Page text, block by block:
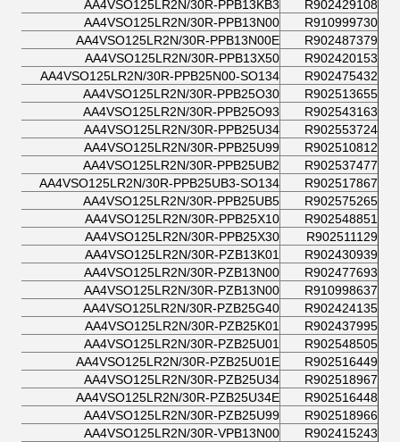
R902429108
AA4VSO125LR2N/30R-PPB13KB3
R910999730
AA4VSO125LR2N/30R-PPB13N00
R902487379
AA4VSO125LR2N/30R-PPB13N00E
R902420153
AA4VSO125LR2N/30R-PPB13X50
R902475432
AA4VSO125LR2N/30R-PPB25N00-SO134
R902513655
AA4VSO125LR2N/30R-PPB25O30
R902543163
AA4VSO125LR2N/30R-PPB25O93
R902553724
AA4VSO125LR2N/30R-PPB25U34
R902510812
AA4VSO125LR2N/30R-PPB25U99
R902537477
AA4VSO125LR2N/30R-PPB25UB2
R902517867
AA4VSO125LR2N/30R-PPB25UB3-SO134
R902575265
AA4VSO125LR2N/30R-PPB25UB5
R902548851
AA4VSO125LR2N/30R-PPB25X10
R902511129
AA4VSO125LR2N/30R-PPB25X30
R902430939
AA4VSO125LR2N/30R-PZB13K01
R902477693
AA4VSO125LR2N/30R-PZB13N00
R910998637
AA4VSO125LR2N/30R-PZB13N00
R902424135
AA4VSO125LR2N/30R-PZB25G40
R902437995
AA4VSO125LR2N/30R-PZB25K01
R902548505
AA4VSO125LR2N/30R-PZB25U01
R902516449
AA4VSO125LR2N/30R-PZB25U01E
R902518967
AA4VSO125LR2N/30R-PZB25U34
R902516448
AA4VSO125LR2N/30R-PZB25U34E
R902518966
AA4VSO125LR2N/30R-PZB25U99
R902415243
AA4VSO125LR2N/30R-VPB13N00